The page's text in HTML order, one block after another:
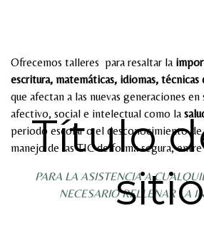
Ofrecemos talleres para resaltar la
escritura, matemáticas, idiomas, técnicas
que afectan a las nuevas generaciones
afectivo, social e intelectual como la
periodo escolar o el desconocimiento de
manejo de las TIC de forma segura,
PARA LA ASISTENCIA A
NECESARIO RELLENAR LA
Título
sitio